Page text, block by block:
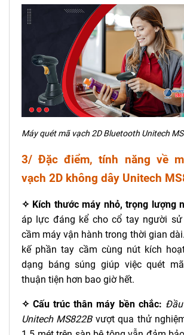
Máy quét mã vạch 2D Bluetooth Unitech
3/ Đặc điểm, tính năng về
vạch 2D không dây Unitech
✧ Kích thước máy nhỏ, trọng lượng
áp lực đáng kể cho cổ tay người
cầm máy vận hành trong thời gian
kế phần tay cầm cùng nút kích
dạng báng súng giúp việc quét
thuận tiện hơn bao giờ hết.
✧ Cấu trúc thân máy bền chắc:
Unitech MS822Bvượt qua thử